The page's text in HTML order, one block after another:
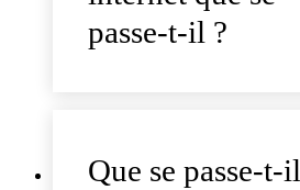
passe-t-il ?
Que se passe-t-il